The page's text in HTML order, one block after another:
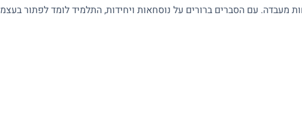
מעבדה. עם הסברים ברורים על נוסחאות ויחידות, התלמיד לומד לפתור